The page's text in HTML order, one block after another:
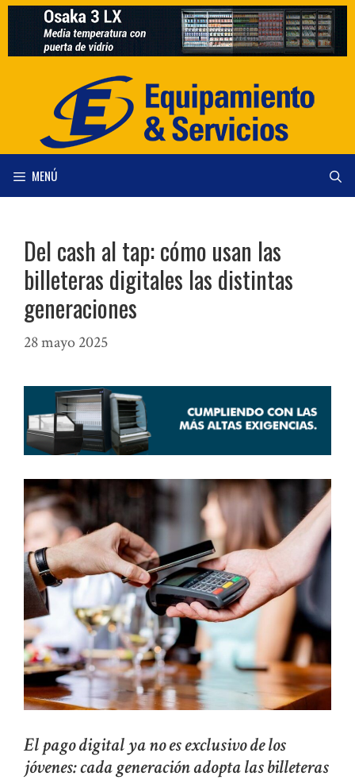
Saltar
contenido
MENÚ
Del cash al tap: cómo usan las
billeteras digitales las distintas
generaciones
28 mayo 2025
El pago digital ya no es exclusivo de los
jóvenes: cada generación adopta las billeteras